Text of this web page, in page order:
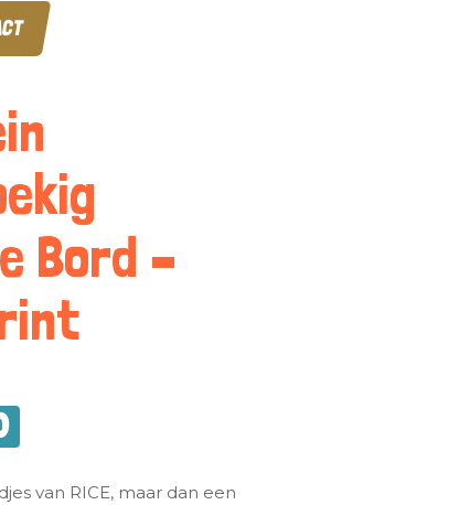
Bord –
van RICE, maar dan een